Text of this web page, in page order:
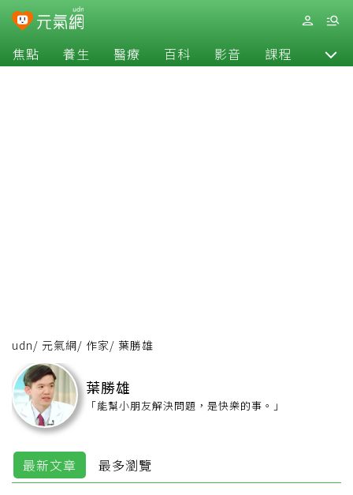
焦點 養生 醫療 百科 影音 課程 退休
udn/ 元氣網/ 作家/ 葉勝雄
葉勝雄
「能幫小朋友解決問題，是快樂的事。」
最新文章 最多瀏覽